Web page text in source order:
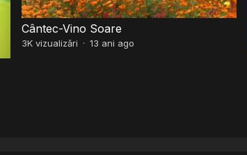
Cântec-Vino Soare
3Kvizualizări · 13 ani ago